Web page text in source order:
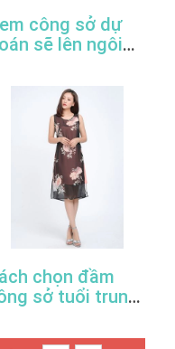
công sở dự
sẽ lên ngôi
chọn đầm
sở tuổi trung